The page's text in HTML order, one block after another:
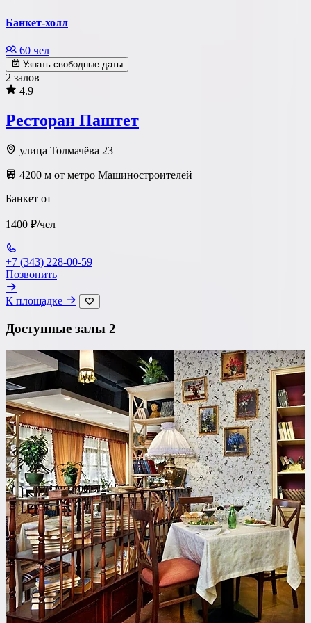
Банкет-холл
60 чел
Узнать свободные даты
2 залов
4.9
Ресторан Паштет
улица Толмачёва 23
4200 м от метро Машиностроителей
Банкет от
1400 ₽/чел
+7 (343) 228-00-59
Позвонить
К площадке
Доступные залы 2